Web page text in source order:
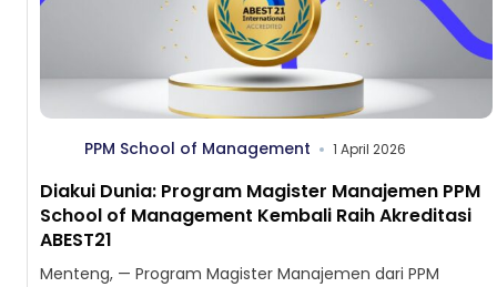
PPM School of Management 1 April 2026
Diakui Dunia: Program Magister Manajemen PPM
School of Management Kembali Raih Akreditasi
ABEST21
Menteng, — Program Magister Manajemen dari PPM